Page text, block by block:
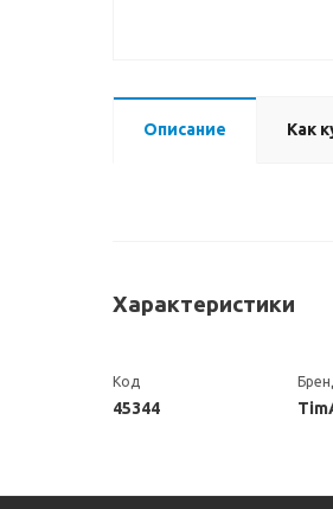
Описание Как
Характеристики
Код
45344